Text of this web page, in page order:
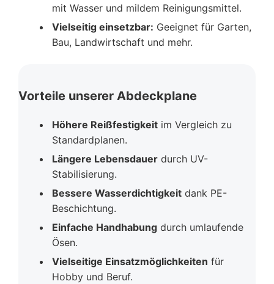
mit Wasser und mildem Reinigungsmittel.
Vielseitig einsetzbar: Geeignet für Garten,
Bau, Landwirtschaft und mehr.
Vorteile unserer Abdeckplane
Höhere Reißfestigkeit im Vergleich zu
Standardplanen.
Längere Lebensdauer durch UV-
Stabilisierung.
Bessere Wasserdichtigkeit dank PE-
Beschichtung.
Einfache Handhabung durch umlaufende
Ösen.
Vielseitige Einsatzmöglichkeiten für
Hobby und Beruf.